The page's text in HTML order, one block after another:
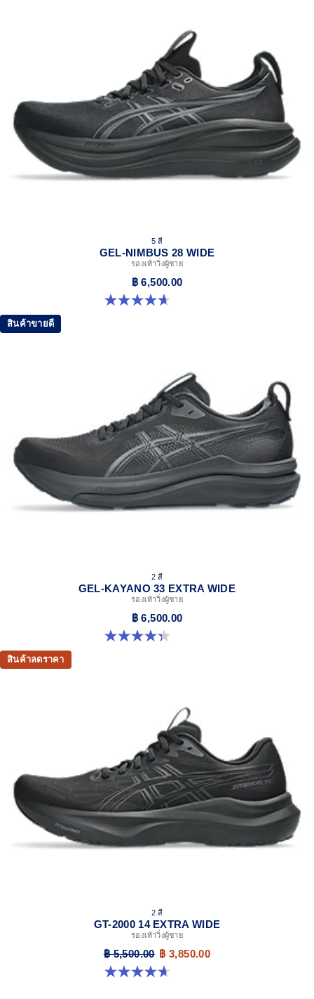
5 สี
GEL-NIMBUS 28 WIDE
รองเท้าวิ่งผู้ชาย
฿ 6,500.00
4.7 จาก 5 ดาว 24 รีวิว
สินค้าขายดี
2 สี
GEL-KAYANO 33 EXTRA WIDE
รองเท้าวิ่งผู้ชาย
฿ 6,500.00
4.3 จาก 5 ดาว 26 รีวิว
สินค้าลดราคา
2 สี
GT-2000 14 EXTRA WIDE
รองเท้าวิ่งผู้ชาย
฿ 5,500.00 ฿ 3,850.00
4.6 จาก 5 ดาว 25 รีวิว